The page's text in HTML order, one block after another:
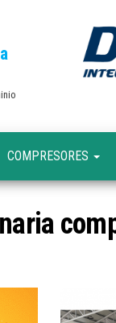
COMPRESORES